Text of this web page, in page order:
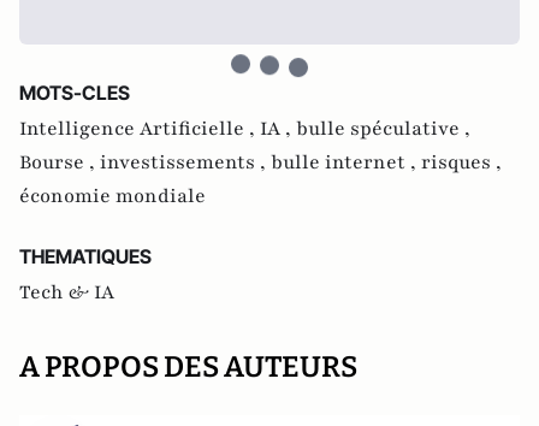
MOTS-CLES
Intelligence Artificielle , IA , bulle spéculative ,
Bourse , investissements , bulle internet , risques ,
économie mondiale
THEMATIQUES
Tech & IA
A PROPOS DES AUTEURS